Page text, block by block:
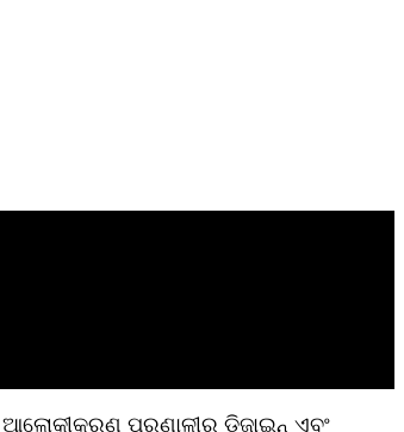
ପ୍ରଣାଳୀର ଡିଜାଇନ୍ ଏବଂ